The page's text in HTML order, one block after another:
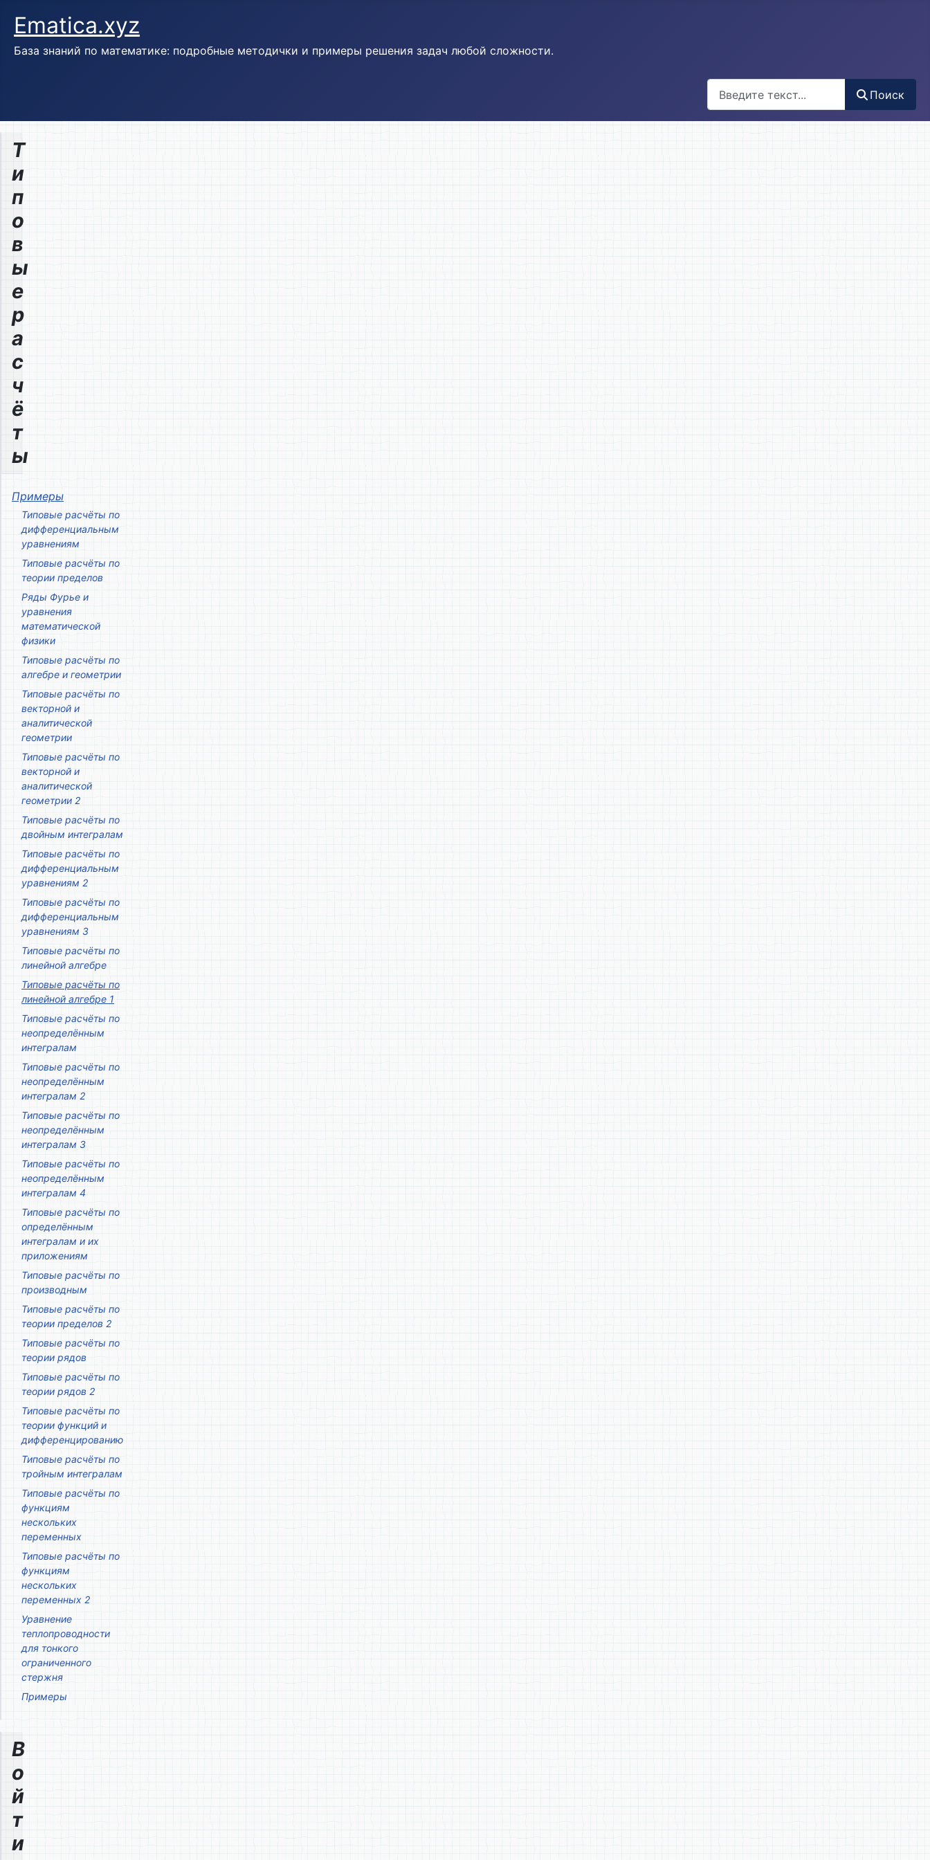
Ematica.xyz
База знаний по математике: подробные методички и примеры решения задач любой сложности.
Поиск
Т
и
п
о
в
ы
е
р
а
с
ч
ё
т
ы
Примеры
Типовые расчёты по
дифференциальным
уравнениям
Типовые расчёты по
теории пределов
Ряды Фурье и
уравнения
математической
физики
Типовые расчёты по
алгебре и геометрии
Типовые расчёты по
векторной и
аналитической
геометрии
Типовые расчёты по
векторной и
аналитической
геометрии 2
Типовые расчёты по
двойным интегралам
Типовые расчёты по
дифференциальным
уравнениям 2
Типовые расчёты по
дифференциальным
уравнениям 3
Типовые расчёты по
линейной алгебре
Типовые расчёты по
линейной алгебре 1
Типовые расчёты по
неопределённым
интегралам
Типовые расчёты по
неопределённым
интегралам 2
Типовые расчёты по
неопределённым
интегралам 3
Типовые расчёты по
неопределённым
интегралам 4
Типовые расчёты по
определённым
интегралам и их
приложениям
Типовые расчёты по
производным
Типовые расчёты по
теории пределов 2
Типовые расчёты по
теории рядов
Типовые расчёты по
теории рядов 2
Типовые расчёты по
теории функций и
дифференцированию
Типовые расчёты по
тройным интегралам
Типовые расчёты по
функциям
нескольких
переменных
Типовые расчёты по
функциям
нескольких
переменных 2
Уравнение
теплопроводности
для тонкого
ограниченного
стержня
Примеры
В
о
й
т
и